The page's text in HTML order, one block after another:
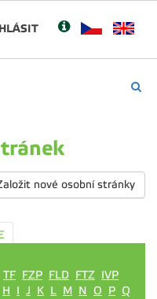
nové osobní stránky
TF FZP FLD FTZ IVP
H I J K L M N O P Q